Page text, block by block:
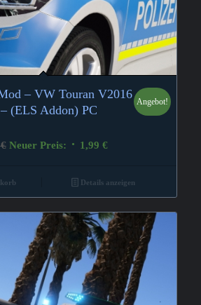
4.67
– VW Touran V2016
(ELS Addon) PC
€ Ursprünglicher
Neuer Preis: 1,99 €Aktueller
Angebot!
Details anzeigen